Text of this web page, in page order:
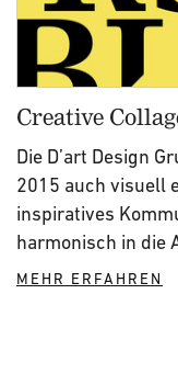
Creative
Die D’art Design
2015 auch visuell
inspiratives
harmonisch in
MEHR ERFAHREN